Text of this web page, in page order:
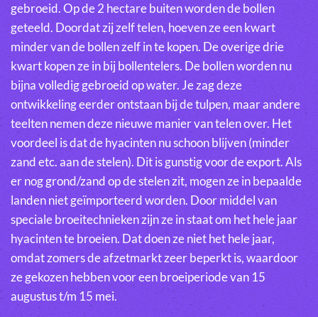
gebroeid. Op de 2 hectare buiten worden de bollen
geteeld. Doordat zij zelf telen, hoeven ze een kwart
minder van de bollen zelf in te kopen. De overige drie
kwart kopen ze in bij bollentelers. De bollen worden nu
bijna volledig gebroeid op water. Je zag deze
ontwikkeling eerder ontstaan bij de tulpen, maar andere
teelten nemen deze nieuwe manier van telen over. Het
voordeel is dat de hyacinten nu schoon blijven (minder
zand etc. aan de stelen). Dit is gunstig voor de export. Als
er nog grond/zand op de stelen zit, mogen ze in bepaalde
landen niet geïmporteerd worden. Door middel van
speciale broeitechnieken zijn ze in staat om het hele jaar
hyacinten te broeien. Dat doen ze niet het hele jaar,
omdat zomers de afzetmarkt zeer beperkt is, waardoor
ze gekozen hebben voor een broeiperiode van 15
augustus t/m 15 mei.